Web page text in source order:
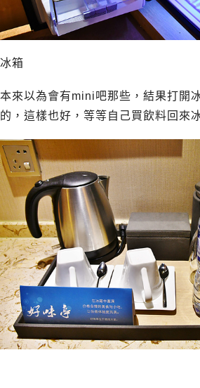
冰箱
本來以為會有mini吧那些，結果打開
的，這樣也好，等等自己買飲料回來